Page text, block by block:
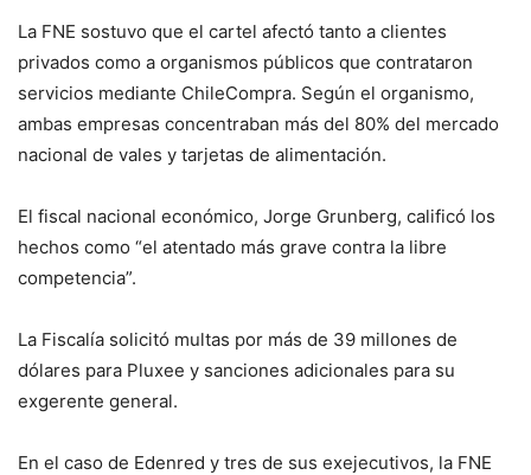
La FNE sostuvo que el cartel afectó tanto a clientes
privados como a organismos públicos que contrataron
servicios mediante ChileCompra. Según el organismo,
ambas empresas concentraban más del 80% del mercado
nacional de vales y tarjetas de alimentación.
El fiscal nacional económico, Jorge Grunberg, calificó los
hechos como “el atentado más grave contra la libre
competencia”.
La Fiscalía solicitó multas por más de 39 millones de
dólares para Pluxee y sanciones adicionales para su
exgerente general.
En el caso de Edenred y tres de sus exejecutivos, la FNE